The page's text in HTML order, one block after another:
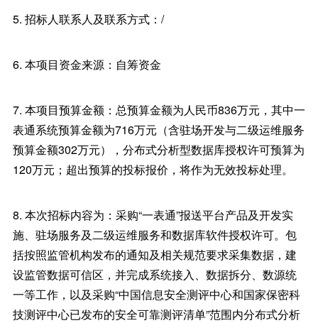
5. 招标人联系人及联系方式：/
6. 本项目资金来源：自筹资金
7. 本项目预算金额：总预算金额为人民币836万元，其中一
表通系统预算金额为716万元（含驻场开发与二级运维服务
预算金额302万元），分布式分析型数据库授权许可预算为
120万元；超出预算的投标报价，将作为无效投标处理。
8. 本次招标内容为：采购“一表通”报送平台产品及开发实
施、驻场服务及二级运维服务和数据库软件授权许可。包
括按照监管机构发布的通知及相关规范要求采集数据，建
设监管数据可信区，并完成系统接入、数据拆分、数源统
一等工作，以及采购“中国信息安全测评中心和国家保密科
技测评中心已发布的安全可靠测评清单”范围内分布式分析